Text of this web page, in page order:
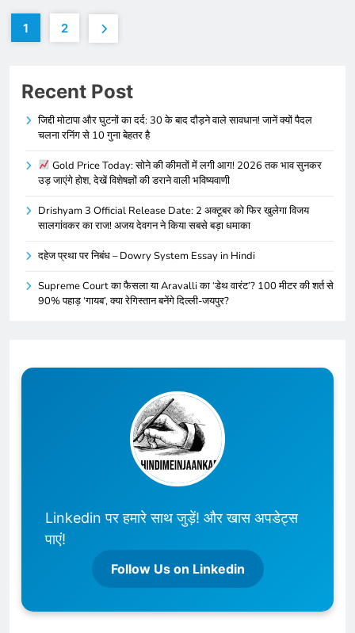
1 2
Recent Post
जिद्दी मोटापा और घुटनों का दर्द: 30 के बाद दौड़ने वाले सावधान! जानें क्यों पैदल
चलना रनिंग से 10 गुना बेहतर है
Gold Price Today: सोने की कीमतों में लगी आग! 2026 तक भाव सुनकर
उड़ जाएंगे होश, देखें विशेषज्ञों की डराने वाली भविष्यवाणी
Drishyam 3 Official Release Date: 2 अक्टूबर को फिर खुलेगा विजय
सालगांवकर का राज! अजय देवगन ने किया सबसे बड़ा धमाका
दहेज प्रथा पर निबंध – Dowry System Essay in Hindi
Supreme Court का फैसला या Aravalli का ‘डेथ वारंट’? 100 मीटर की शर्त से
90% पहाड़ ‘गायब’, क्या रेगिस्तान बनेंगे दिल्ली-जयपुर?
Linkedin पर हमारे साथ जुड़ें! और खास अपडेट्स
पाएं!
Follow Us on Linkedin